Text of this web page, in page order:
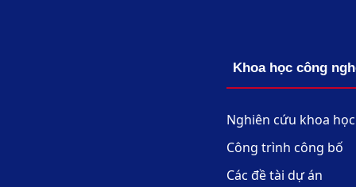
Khoa học công
Nghiên cứu khoa học
Công trình công bố
Các đề tài dự án